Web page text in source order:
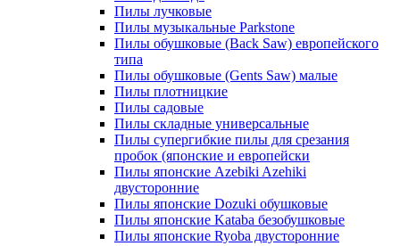
Пилы лучковые
Пилы музыкальные Parkstone
Пилы обушковые (Back Saw) европейского
типа
Пилы обушковые (Gents Saw) малые
Пилы плотницкие
Пилы садовые
Пилы складные универсальные
Пилы супергибкие пилы для срезания
пробок (японские и европейски
Пилы японские Azebiki Azehiki
двусторонние
Пилы японские Dozuki обушковые
Пилы японские Kataba безобушковые
Пилы японские Ryoba двусторонние